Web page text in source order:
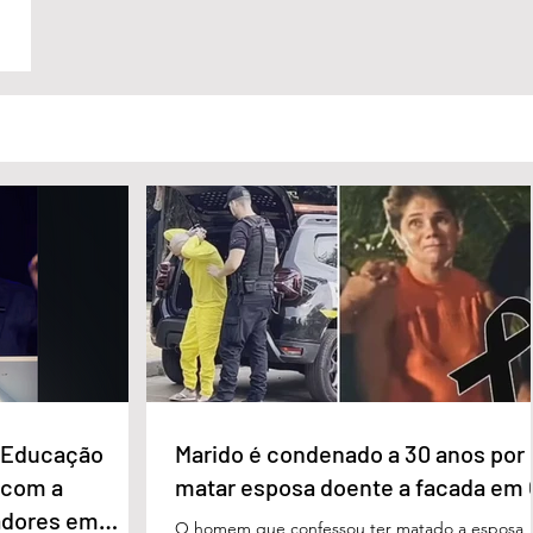
a
em
Marido é condenado a 30 anos por
matar esposa doente a facada em
O homem que confessou ter matado a esposa